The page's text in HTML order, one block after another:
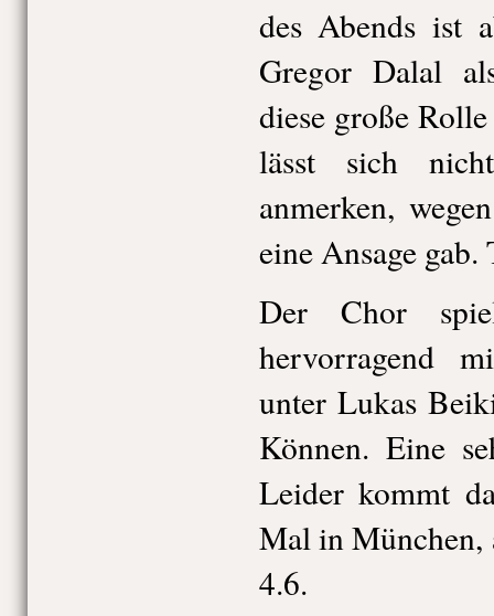
des Abends ist
Gregor Dalal
diese große
lässt sich
anmerken,
eine Ansage
Der Chor
hervorragend
unter Lukas
Können. Eine
Leider kommt
Mal in München,
4.6.